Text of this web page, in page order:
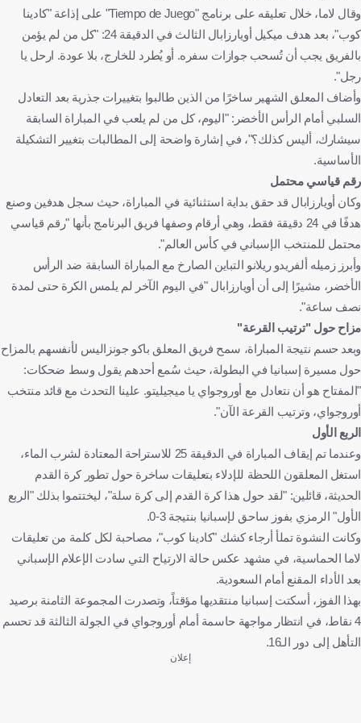
وقال لاما، خلال تعليقه على برنامج "Tiempo de Juego" على إذاعة "كادينا
كوب"، بعد هدف ميكيل أويارزابال الثالث في الدقيقة 24: "كل من لم يؤمن
بالفريق يجب أن تُسحب جوازات سفره. أو يُطرد للخارج، بلا عودة. ارحل يا
رجل".
وأضاف المعلق الشهير ساخرًا من الذين طالبوا بتغييرات جذرية بعد التعادل
السلبي أمام الرأس الأخضر: "اليوم، كل من لم يلعب في المباراة السابقة
سيشارك، أليس كذلك؟"، في إشارة واضحة إلى المطالبات بتغيير التشكيلة
الأساسية.
رقم قياسي محتمل
وكان أويارزابال قد حقق بداية استثنائية في المباراة، حيث سجل هدفين وصنع
هدفًا في 24 دقيقة فقط، وهي أرقام وصفها فريق البرنامج بأنها "رقم قياسي
محتمل للمنتخب الإسباني في كأس العالم".
وأبرز زميله ألفريدو ريلانو التباين الصارخ مع المباراة السابقة ضد الرأس
الأخضر، مشيرًا إلى أن أويارزابال "في اليوم الآخر لم يلمس الكرة حتى لمدة
نصف ساعة".
مزاح حول "ترتيب القرعة"
وبعد حسم نتيجة المباراة، سمح فريق المعلق باكو جونزاليس لأنفسهم بالمزاح
حول مسيرة إسبانيا في البطولة، حيث سُمع أحدهم يقول وسط ضحكات:
"المفتاح هو أن نتعادل مع أوروجواي يا ميجيليتو. علينا التحدث مع قائد منتخب
أوروجواي، وترتيب القرعة الآن".
الربع الأول
وعندما تم إيقاف المباراة في الدقيقة 25 للاستراحة المعتادة لشرب الماء،
استغل المعلقون اللحظة للإدلاء بتعليقات ساخرة حول تطور كرة القدم
الحديثة، قائلين: "لقد حول هذا كرة القدم إلى كرة سلة"، ليختتموا بذلك "الربع
الأول" الرمزي بفوز ساحق لإسبانيا بنتيجة 3-0.
وكانت النشوة تملأ أرجاء كشك "كادينا كوب"، مصاحبة لكل كلمة من تعليقات
لاما الحماسية، في مشهد عكس حالة الارتياح التي سادت الإعلام الإسباني
بعد الأداء المقنع أمام السعودية.
بهذا الفوز، أسكتت إسبانيا منتقديها مؤقتاً، وتصدرت المجموعة الثامنة برصيد
4 نقاط، في انتظار مواجهة حاسمة أمام أوروجواي في الجولة الثالثة قد تحسم
التأهل إلى دور الـ16.
إعلان